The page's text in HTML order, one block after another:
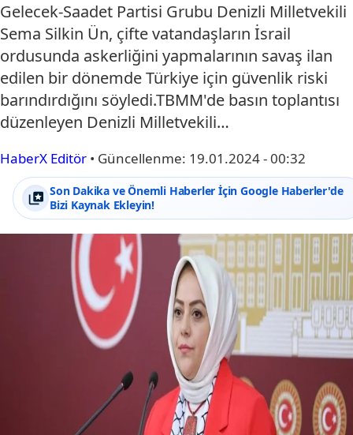
Gelecek-Saadet Partisi Grubu Denizli Milletvekili
Sema Silkin Ün, çifte vatandaşların İsrail
ordusunda askerliğini yapmalarının savaş ilan
edilen bir dönemde Türkiye için güvenlik riski
barındırdığını söyledi.TBMM'de basın toplantısı
düzenleyen Denizli Milletvekili…
HaberX Editör • Güncellenme: 19.01.2024 - 00:32
Son Dakika ve Önemli Haberler İçin Google Haberler'de
Bizi Kaynak Ekleyin!